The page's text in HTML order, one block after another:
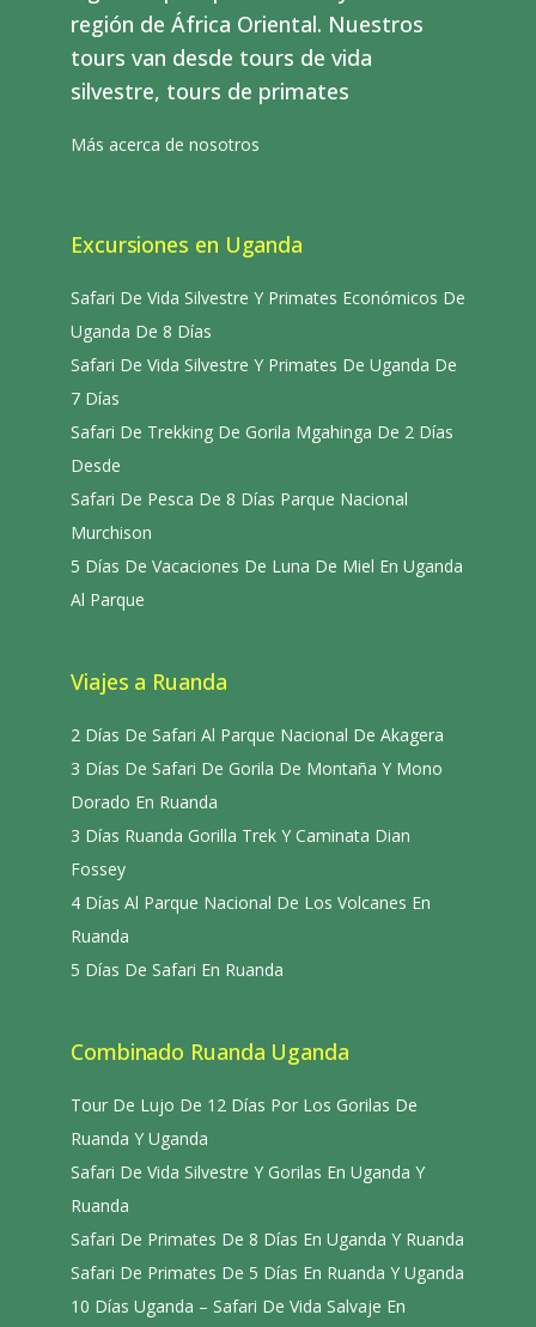
región de África Oriental. Nuestros
tours van desde tours de vida
silvestre, tours de primates
Más acerca de nosotros
Excursiones en Uganda
Safari De Vida Silvestre Y Primates Económicos De
Uganda De 8 Días
Safari De Vida Silvestre Y Primates De Uganda De
7 Días
Safari De Trekking De Gorila Mgahinga De 2 Días
Desde
Safari De Pesca De 8 Días Parque Nacional
Murchison
5 Días De Vacaciones De Luna De Miel En Uganda
Al Parque
Viajes a Ruanda
2 Días De Safari Al Parque Nacional De Akagera
3 Días De Safari De Gorila De Montaña Y Mono
Dorado En Ruanda
3 Días Ruanda Gorilla Trek Y Caminata Dian
Fossey
4 Días Al Parque Nacional De Los Volcanes En
Ruanda
5 Días De Safari En Ruanda
Combinado Ruanda Uganda
Tour De Lujo De 12 Días Por Los Gorilas De
Ruanda Y Uganda
Safari De Vida Silvestre Y Gorilas En Uganda Y
Ruanda
Safari De Primates De 8 Días En Uganda Y Ruanda
Safari De Primates De 5 Días En Ruanda Y Uganda
10 Días Uganda – Safari De Vida Salvaje En